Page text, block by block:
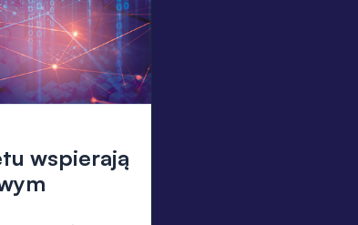
wspierają